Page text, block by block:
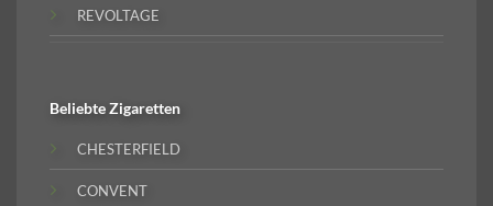
REVOLTAGE
BeliebteZigaretten
CHESTERFIELD
CONVENT